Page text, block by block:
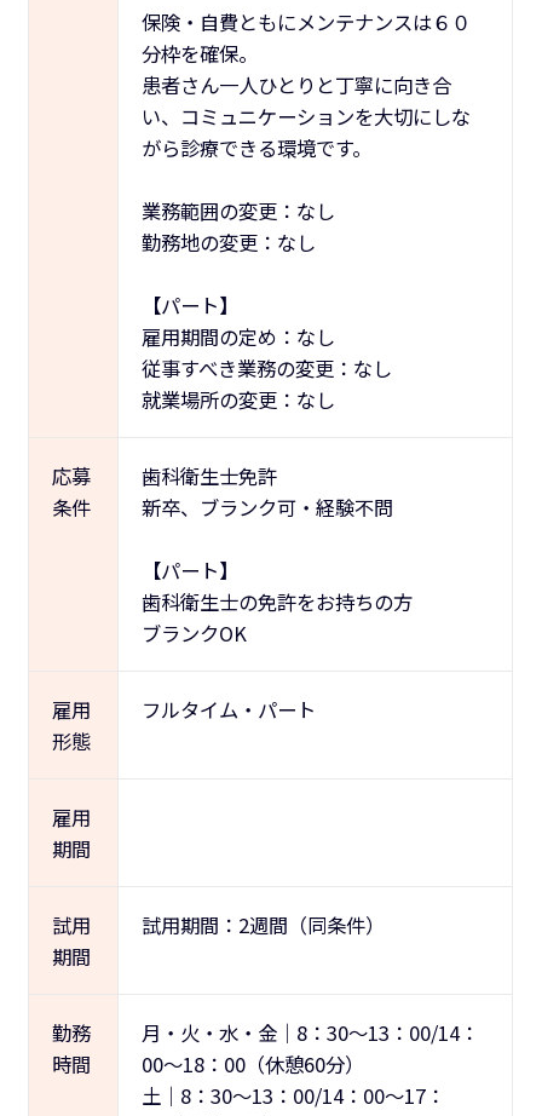
保険・自費ともにメンテナンスは６０
分枠を確保。
患者さん一人ひとりと丁寧に向き合
い、コミュニケーションを大切にしな
がら診療できる環境です。
業務範囲の変更：なし
勤務地の変更：なし
【パート】
雇用期間の定め：なし
従事すべき業務の変更：なし
就業場所の変更：なし
応募
条件
歯科衛生士免許
新卒、ブランク可・経験不問
【パート】
歯科衛生士の免許をお持ちの方
ブランクOK
雇用
形態
フルタイム・パート
雇用
期間
試用
期間
試用期間：2週間（同条件）
勤務
時間
月・火・水・金｜8：30～13：00/14：
00～18：00（休憩60分）
土｜8：30～13：00/14：00～17：